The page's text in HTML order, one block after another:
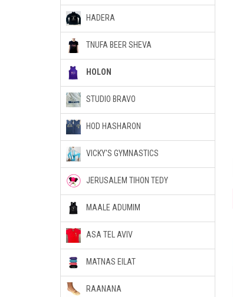
HADERA
TNUFA BEER SHEVA
HOLON
STUDIO BRAVO
HOD HASHARON
VICKY'S GYMNASTICS
JERUSALEM TIHON TEDY
MAALE ADUMIM
ASA TEL AVIV
MATNAS EILAT
RAANANA